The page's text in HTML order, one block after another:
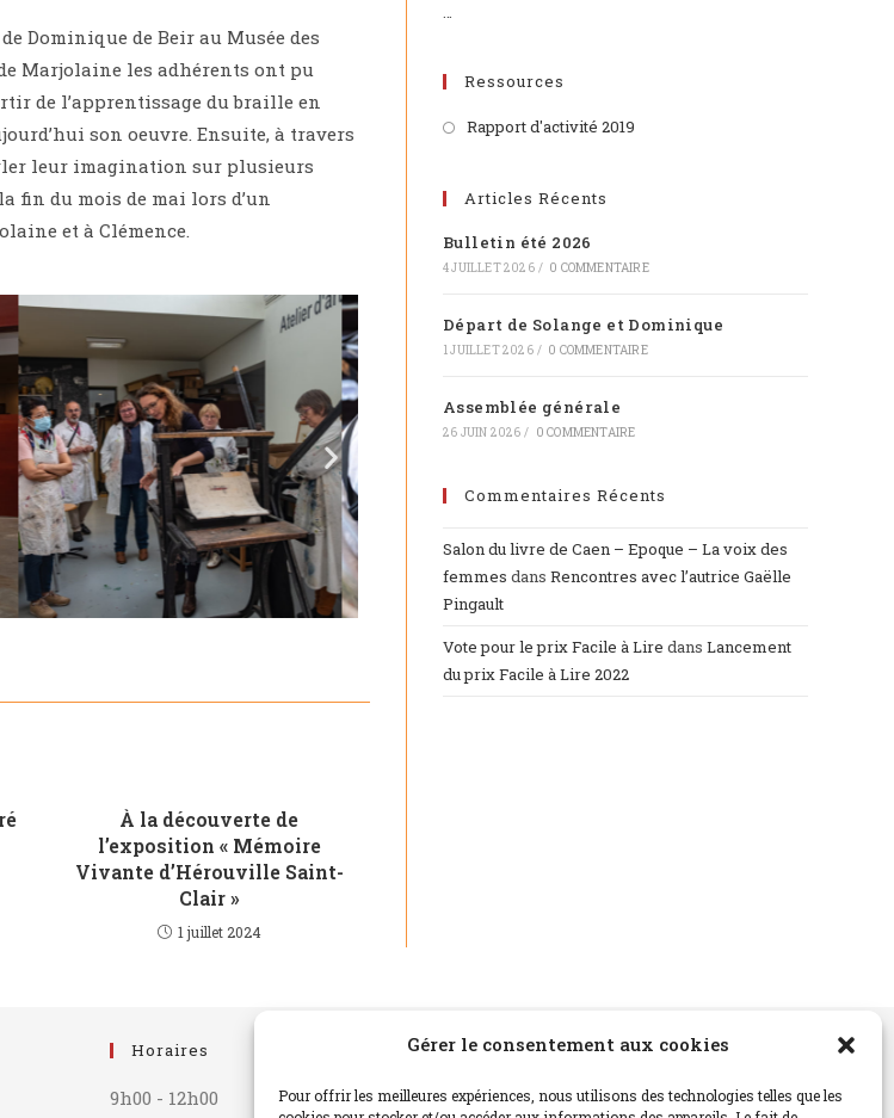
Gérer le consentement aux cookies
Pour offrir les meilleures expériences, nous utilisons des technologies telles que les
Dominique de Beir au Musée des
Marjolaine les adhérents ont pu
de l’apprentissage du braille en
son oeuvre. Ensuite, à travers
leur imagination sur plusieurs
fin du mois de mai lors d’un
et à Clémence.
À la découverte de
l’exposition « Mémoire
Vivante d’Hérouville Saint-
Clair »
1 juillet 2024
…
Ressources
Rapport d'activité 2019
Articles Récents
Bulletin été 2026
4 JUILLET 2026 / 0 COMMENTAIRE
Départ de Solange et Dominique
1 JUILLET 2026 / 0 COMMENTAIRE
Assemblée générale
26 JUIN 2026 / 0 COMMENTAIRE
Commentaires Récents
Salon du livre de Caen – Epoque – La voix des
femmes dans Rencontres avec l’autrice Gaëlle
Pingault
Vote pour le prix Facile à Lire dans Lancement
du prix Facile à Lire 2022
Horaires
9h00 - 12h00
Instagram
…